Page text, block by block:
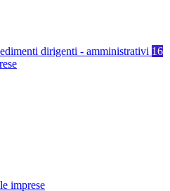
dirigenti - amministrativi 16
imprese